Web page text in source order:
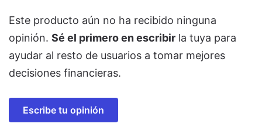
Este producto aún no ha recibido ninguna
opinión. Sé el primero en escribir la tuya para
ayudar al resto de usuarios a tomar mejores
decisiones financieras.
Escribe tu opinión